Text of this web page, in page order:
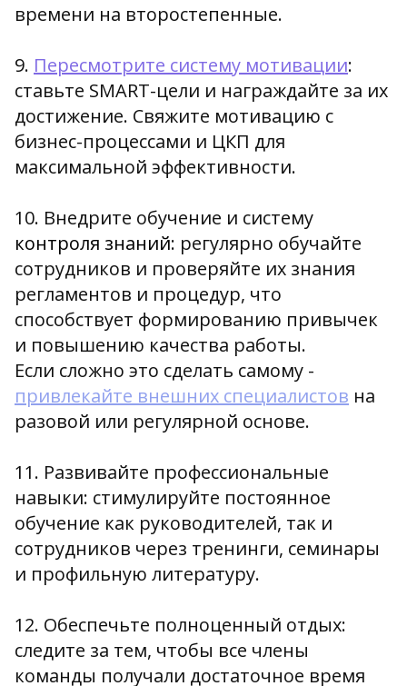
времени на второстепенные.
9. Пересмотрите систему мотивации:
ставьте SMART-цели и награждайте за их
достижение. Свяжите мотивацию с
бизнес-процессами и ЦКП для
максимальной эффективности.
10. Внедрите обучение и систему
контроля знаний: регулярно обучайте
сотрудников и проверяйте их знания
регламентов и процедур, что
способствует формированию привычек
и повышению качества работы.
Если сложно это сделать самому -
привлекайте внешних специалистов на
разовой или регулярной основе.
11. Развивайте профессиональные
навыки: стимулируйте постоянное
обучение как руководителей, так и
сотрудников через тренинги, семинары
и профильную литературу.
12. Обеспечьте полноценный отдых:
следите за тем, чтобы все члены
команды получали достаточное время